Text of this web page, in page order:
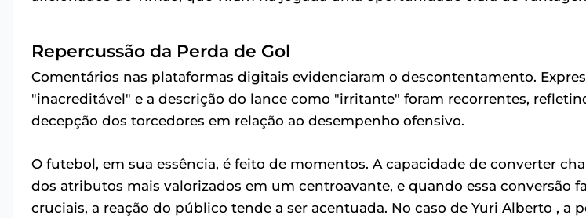
Repercussão da Perda de Gol
Comentários nas plataformas digitais evidenciaram o descontentamento.
"inacreditável" e a descrição do lance como "irritante" foram recorrentes,
decepção dos torcedores em relação ao desempenho ofensivo.
O futebol, em sua essência, é feito de momentos. A capacidade de converter
dos atributos mais valorizados em um centroavante, e quando essa conversão
cruciais, a reação do público tende a ser acentuada. No caso de Yuri Alberto , a